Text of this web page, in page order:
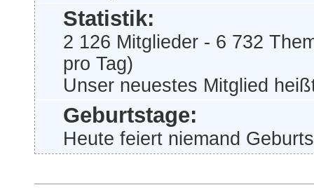
Statistik:
2 126 Mitglieder - 6 732
pro Tag)
Unser neuestes Mitglied
Geburtstage:
Heute feiert niemand